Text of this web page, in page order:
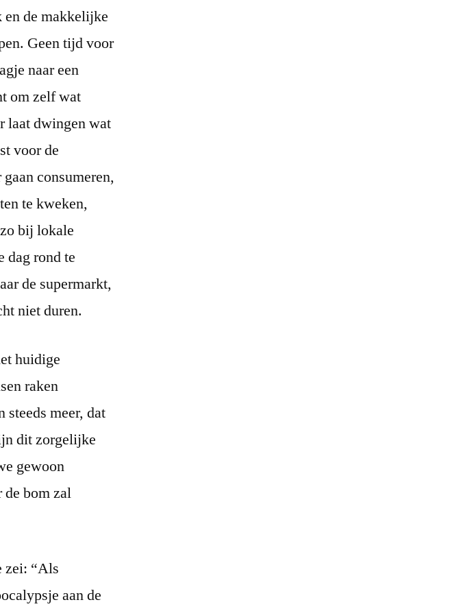
en de makkelijke
Geen tijd voor
naar een
om zelf wat
laat dwingen wat
voor de
consumeren,
te kweken,
bij lokale
dag rond te
de supermarkt,
niet duren.
huidige
raken
steeds meer, dat
dit zorgelijke
gewoon
de bom zal
zei: “Als
aan de